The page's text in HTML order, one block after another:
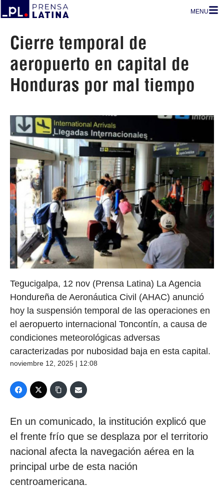
MENU
Cierre temporal de
aeropuerto en capital de
Honduras por mal tiempo
Tegucigalpa, 12 nov (Prensa Latina) La Agencia
Hondureña de Aeronáutica Civil (AHAC) anunció
hoy la suspensión temporal de las operaciones en
el aeropuerto internacional Toncontín, a causa de
condiciones meteorológicas adversas
caracterizadas por nubosidad baja en esta capital.
noviembre 12, 2025 | 12:08
En un comunicado, la institución explicó que
el frente frío que se desplaza por el territorio
nacional afecta la navegación aérea en la
principal urbe de esta nación
centroamericana.